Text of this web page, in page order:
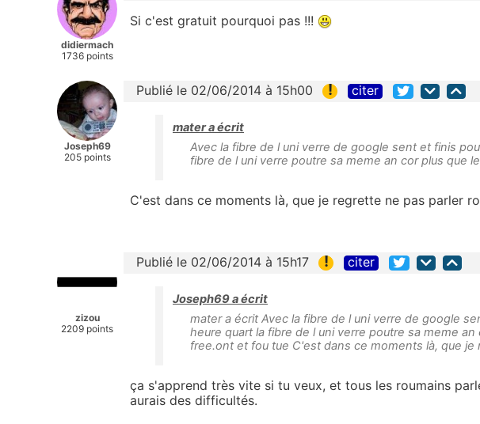
didiermach
1736 points
Si c'est gratuit pourquoi pas !!!
Joseph69
205 points
Publié le 02/06/2014 à 15h00 ! citer
mater a écrit
Avec la fibre de l uni verre de google sent et finis
fibre de l uni verre poutre sa meme an cor plus que
C'est dans ce moments là, que je regrette ne pas parler
zizou
2209 points
Publié le 02/06/2014 à 15h17 ! citer
Joseph69 a écrit
mater a écrit Avec la fibre de l uni verre de google
heure quart la fibre de l uni verre poutre sa meme
free.ont et fou tue C'est dans ce moments là, que je
ça s'apprend très vite si tu veux, et tous les roumains
aurais des difficultés.